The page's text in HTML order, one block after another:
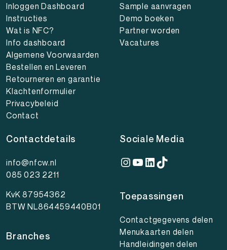
Inloggen Dashboard
Instructies
Wat is NFC?
Info dashboard
Algemene Voorwaarden
Bestellen en Leveren
Retourneren en garantie
Klachtenformulier
Privacybeleid
Contact
Sample aanvragen
Demo boeken
Partner worden
Vacatures
Contactdetails
info@nfcw.nl
085 023 2211
KvK 87954362
BTW NL864459440B01
Branches
Sociale Media
Instagram
YouTube
LinkedIn
TikTok
Toepassingen
Contactgegevens delen
Menukaarten delen
Handleidingen delen